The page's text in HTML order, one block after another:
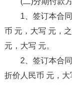
1、签订本合
币 元，大写 元，
元，大写 元。
2、签订本合
折价人民币 元，大